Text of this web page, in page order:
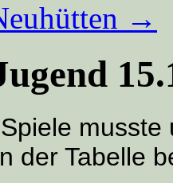
→
der Tabelle